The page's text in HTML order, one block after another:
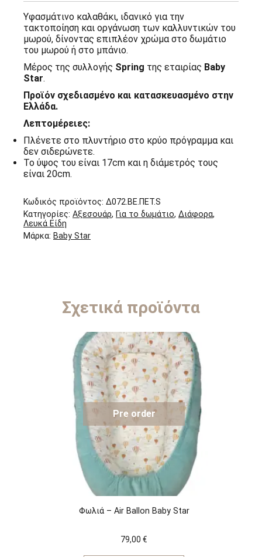
Υφασμάτινο καλαθάκι, ιδανικό για την
τακτοποίηση και οργάνωση των καλλυντικών του
μωρού, δίνοντας επιπλέον χρώμα στο δωμάτιο
του μωρού ή στο μπάνιο.
Μέρος της συλλογής Spring της εταιρίας Baby
Star.
Προϊόν σχεδιασμένο και κατασκευασμένο στην
Ελλάδα.
Λεπτομέρειες:
Πλένετε στο πλυντήριο στο κρύο πρόγραμμα και
δεν σιδερώνετε.
Το ύψος του είναι 17cm και η διάμετρός τους
είναι 20cm.
Κωδικός προϊόντος: Δ072.ΒΕ.ΠΕΤ.S
Κατηγορίες: Αξεσουάρ, Για το δωμάτιο, Διάφορα,
Λευκά Είδη
Μάρκα: Baby Star
Σχετικά προϊόντα
Pre order
Φωλιά – Air Ballon Baby Star
79,00 €